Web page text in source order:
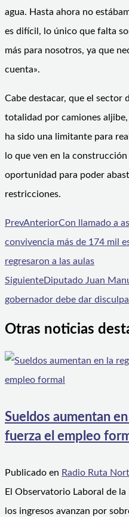
agua. Hasta ahora no
es difícil, lo único que falta
más para nosotros, ya que
cuenta».
Cabe destacar, que el sector
totalidad por camiones
ha sido una limitante para
lo que ven en la
oportunidad para poder
restricciones.
PrevAnteriorCon llamado a
convivencia más de 174 mil
regresaron a las aulas
SiguienteDiputado Juan
gobernador debe dar
Otras noticias
Sueldos aumentan
fuerza el empleo
Publicado en Radio Ruta
El Observatorio Laboral de
los ingresos avanzan por